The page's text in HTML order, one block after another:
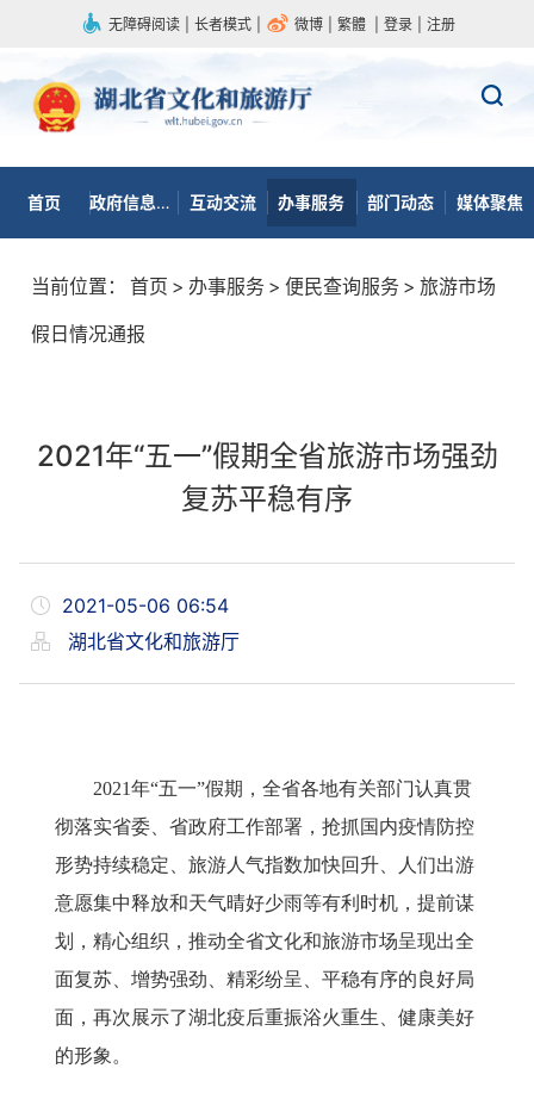
无障碍阅读 长者模式 微博 繁體 登录 注册
首页 政府信息公开 互动交流 办事服务 部门动态 媒体聚焦
当前位置： 首页 > 办事服务 > 便民查询服务 > 旅游市场
假日情况通报
2021年“五一”假期全省旅游市场强劲
复苏平稳有序
2021-05-06 06:54
湖北省文化和旅游厅
2021年“五一”假期，全省各地有关部门认真贯
彻落实省委、省政府工作部署，抢抓国内疫情防控
形势持续稳定、旅游人气指数加快回升、人们出游
意愿集中释放和天气晴好少雨等有利时机，提前谋
划，精心组织，推动全省文化和旅游市场呈现出全
面复苏、增势强劲、精彩纷呈、平稳有序的良好局
面，再次展示了湖北疫后重振浴火重生、健康美好
的形象。